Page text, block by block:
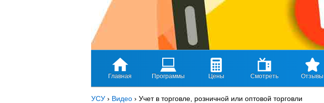
Главная Программы Цены Смотреть Отзывы
УСУ › Видео › Учет в торговле, розничной или оптовой торговли